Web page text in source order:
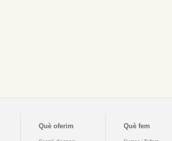
Què oferim Què fem